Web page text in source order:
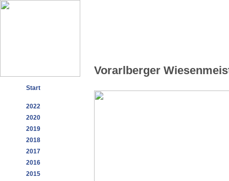
Start
2022
2020
2019
2018
2017
2016
2015
Vorarlberger